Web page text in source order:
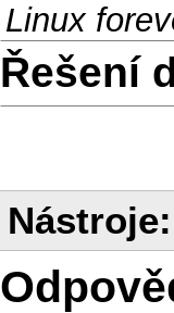
Linux
Řešení
Nástroje: